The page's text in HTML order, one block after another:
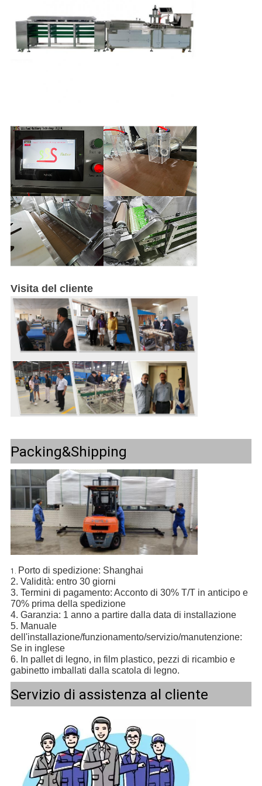
Visita del cliente
Packing&Shipping
1. Porto di spedizione: Shanghai
2. Validità: entro 30 giorni
3. Termini di pagamento: Acconto di 30% T/T in anticipo e
70% prima della spedizione
4. Garanzia: 1 anno a partire dalla data di installazione
5. Manuale
dell'installazione/funzionamento/servizio/manutenzione:
Se in inglese
6. In pallet di legno, in film plastico, pezzi di ricambio e
gabinetto imballati dalla scatola di legno.
Servizio di assistenza al cliente